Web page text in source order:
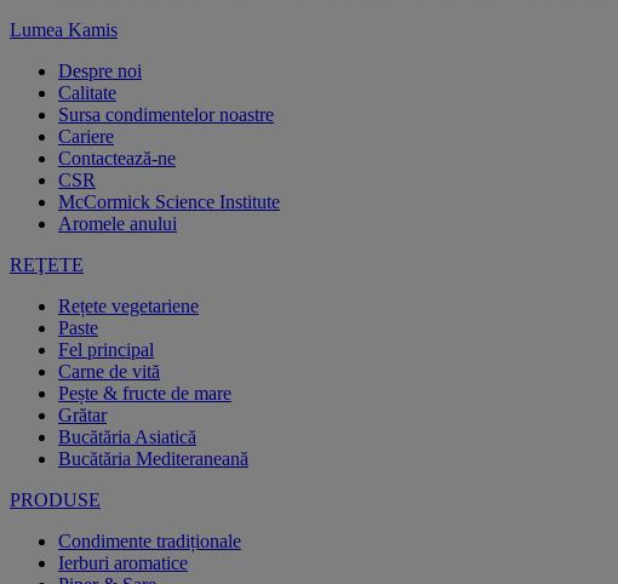
Lumea Kamis
Despre noi
Calitate
Sursa condimentelor noastre
Cariere
Contactează-ne
CSR
McCormick Science Institute
Aromele anului
REŢETE
Rețete vegetariene
Paste
Fel principal
Carne de vită
Pește & fructe de mare
Grătar
Bucătăria Asiatică
Bucătăria Mediteraneană
PRODUSE
Condimente tradiționale
Ierburi aromatice